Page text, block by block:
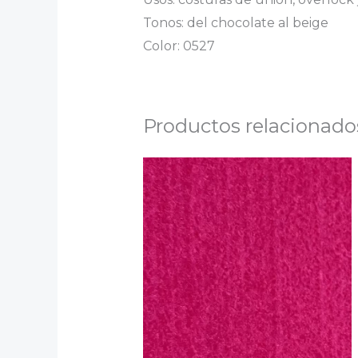
Tonos: del chocolate al beige
Color: 0527
Productos